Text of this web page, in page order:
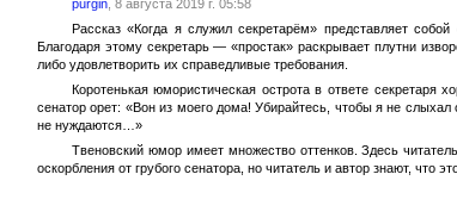
purgin, 8 августа 2019 г. 05:58
Рассказ «Когда я служил секретарём» представляет
Благодаря этому секретарь — «простак» раскрывает плутни
либо удовлетворить их справедливые требования.
Коротенькая юмористическая острота в ответе секретаря
сенатор орет: «Вон из моего дома! Убирайтесь, чтобы я не
не нуждаются…»
Твеновский юмор имеет множество оттенков. Здесь
оскорбления от грубого сенатора, но читатель и автор знают,